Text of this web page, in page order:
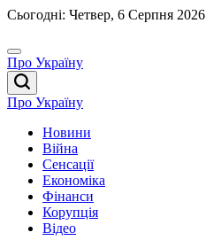
Перейти
вмісту
Сьогодні: Четвер, 6 Серпня 2026
Про Україну
Про Україну
Новини
Війна
Сенсації
Економіка
Фінанси
Корупція
Відео